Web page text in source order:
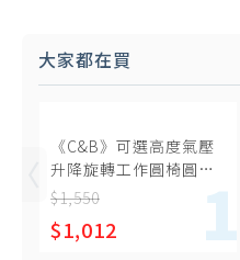
大家都在買
《C&B》可選高度氣壓
升降旋轉工作圓椅圓凳
(美容美甲椅、洽公椅)
$1,550
$1,012